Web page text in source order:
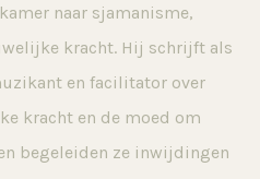
naar sjamanisme,
kracht. Hij schrijft als
en facilitator over
kracht en de moed om
begeleiden ze inwijdingen